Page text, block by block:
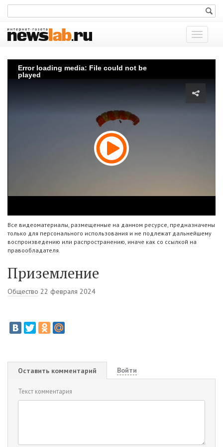
Показать
меню
Error loading media: File could not be
played
Все видеоматериалы, размещенные на данном ресурсе, предназначены
только для персонального использования и не подлежат дальнейшему
воспроизведению или распространению, иначе как со ссылкой на
правообладателя.
Приземление
Общество 22 февраля 2024
Оставить комментарий Войти
Текст комментария